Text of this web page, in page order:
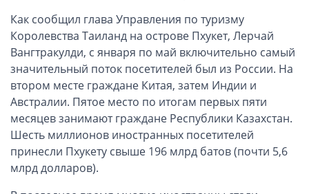
Платежная система Великобритании
Платежная система Казахстана
ОАЭ, Дубай (компания и счёт)
ОАЭ, Аджман (компания и счёт)
Оффшоры на Сейшелах
Турция (компания и счёт)
Счёт и карта в Турции для физлиц
Как сообщил глава Управления по туризму
Королевства Таиланд на острове Пхукет, Лерчай
Вангтракулди, с января по май включительно самый
значительный поток посетителей был из России. На
втором месте граждане Китая, затем Индии и
Австралии. Пятое место по итогам первых пяти
месяцев занимают граждане Республики Казахстан.
Шесть миллионов иностранных посетителей
принесли Пхукету свыше 196 млрд батов (почти 5,6
млрд долларов).